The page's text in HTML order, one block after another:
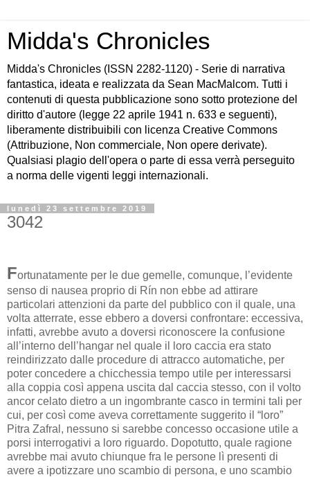
Midda's Chronicles
Midda's Chronicles (ISSN 2282-1120) - Serie di narrativa
fantastica, ideata e realizzata da Sean MacMalcom. Tutti i
contenuti di questa pubblicazione sono sotto protezione del
diritto d'autore (legge 22 aprile 1941 n. 633 e seguenti),
liberamente distribuibili con licenza Creative Commons
(Attribuzione, Non commerciale, Non opere derivate).
Qualsiasi plagio dell'opera o parte di essa verrà perseguito
a norma delle vigenti leggi internazionali.
lunedì 23 settembre 2019
3042
Fortunatamente per le due gemelle, comunque, l’evidente
senso di nausea proprio di Rín non ebbe ad attirare
particolari attenzioni da parte del pubblico con il quale, una
volta atterrate, esse ebbero a doversi confrontare: eccessiva,
infatti, avrebbe avuto a doversi riconoscere la confusione
all’interno dell’hangar nel quale il loro caccia era stato
reindirizzato dalle procedure di attracco automatiche, per
poter concedere a chicchessia tempo utile per interessarsi
alla coppia così appena uscita dal caccia stesso, con il volto
ancor celato dietro a un ingombrante casco in termini tali per
cui, per così come aveva correttamente suggerito il “loro”
Pitra Zafral, nessuno si sarebbe concesso occasione utile a
porsi interrogativi a loro riguardo. Dopotutto, quale ragione
avrebbe mai avuto chiunque fra le persone lì presenti di
avere a ipotizzare uno scambio di persona, e uno scambio